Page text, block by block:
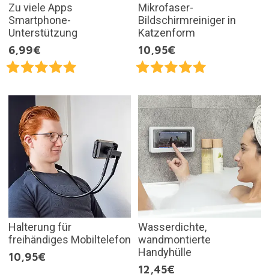
Zu viele Apps
Smartphone-
Unterstützung
6,99€
Mikrofaser-
Bildschirmreiniger in
Katzenform
10,95€
Halterung für
freihändiges Mobiltelefon
10,95€
Wasserdichte,
wandmontierte
Handyhülle
12,45€